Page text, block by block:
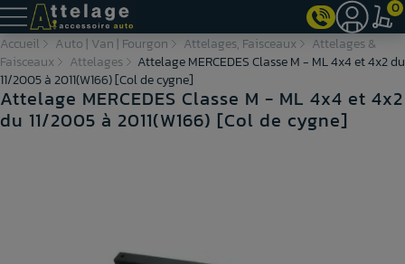
0
Accueil
Auto | Van | Fourgon Attelages, Faisceaux
Attelages &
Faisceaux
Attelages
Attelage MERCEDES Classe M - ML 4x4 et 4x2 du
11/2005 à 2011(W166) [Col de cygne]
Attelage MERCEDES Classe M - ML 4x4 et 4x2
du 11/2005 à 2011(W166) [Col de cygne]